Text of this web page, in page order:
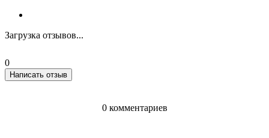
Загрузка отзывов...
0
Написать отзыв
0 комментариев